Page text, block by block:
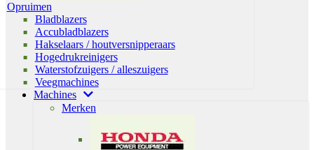
Opruimen
Bladblazers
Accubladblazers
Hakselaars / houtversnipperaars
Hogedrukreinigers
Waterstofzuigers / alleszuigers
Veegmachines
Machines
Merken